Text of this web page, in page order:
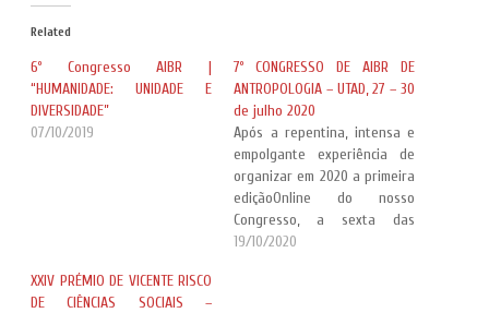
Related
6º Congresso AIBR |
“HUMANIDADE: UNIDADE E
DIVERSIDADE”
07/10/2019
7º CONGRESSO DE AIBR DE
ANTROPOLOGIA – UTAD, 27 – 30
de julho 2020
Após a repentina, intensa e
empolgante experiência de
organizar em 2020 a primeira
ediçãoOnline do nosso
Congresso, a sexta das
edições realizadas até agora
19/10/2020
XXIV PRÉMIO DE VICENTE RISCO
DE CIÊNCIAS SOCIAIS –